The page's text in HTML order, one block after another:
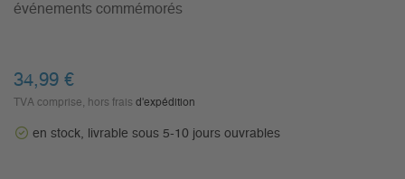
événements commémorés
34,99 €
TVA comprise, hors frais d'expédition
en stock, livrable sous 5-10 jours ouvrables